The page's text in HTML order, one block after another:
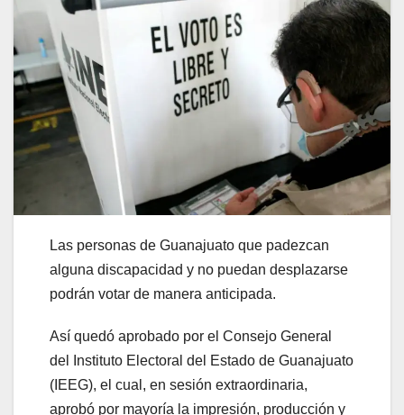
Las personas de Guanajuato que padezcan
alguna discapacidad y no puedan desplazarse
podrán votar de manera anticipada.
Así quedó aprobado por el Consejo General
del Instituto Electoral del Estado de Guanajuato
(IEEG), el cual, en sesión extraordinaria,
aprobó por mayoría la impresión, producción y